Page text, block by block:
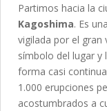
Partimos hacia la
Kagoshima. Es
vigilada por el gran
símbolo del lugar y
forma casi
1.000 erupciones
acostumbrados a